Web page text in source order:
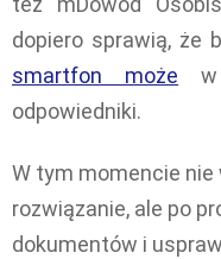
dopiero sprawią, że
smartfon może w
odpowiedniki.
W tym momencie
rozwiązanie, ale po
dokumentów i